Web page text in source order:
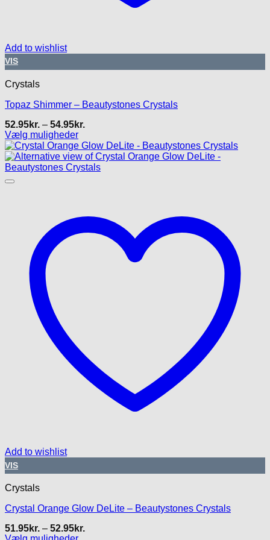
Add to wishlist
VIS
Crystals
Topaz Shimmer – Beautystones Crystals
52.95kr. – 54.95kr.
til
54.95kr.
Vælg muligheder
Dette
vare
har
flere
varesiden
Add to wishlist
VIS
Crystals
Crystal Orange Glow DeLite – Beautystones Crystals
51.95kr. – 52.95kr.Prisinterval: